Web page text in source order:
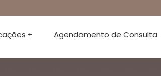
+ Agendamento de Consulta